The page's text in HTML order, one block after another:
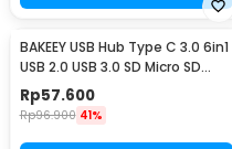
BAKEEY USB Hub Type C 3.0 6in1
USB 2.0 USB 3.0 SD Micro SD
HDMI PD QC - BK6
Rp57.600
Rp96.900 41%